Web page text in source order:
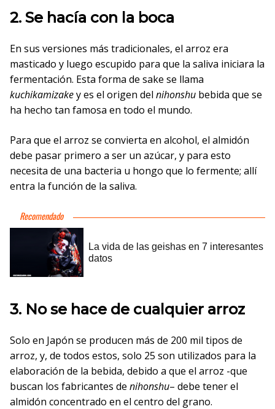
2. Se hacía con la boca
En sus versiones más tradicionales, el arroz era
masticado y luego escupido para que la saliva iniciara la
fermentación. Esta forma de sake se llama
kuchikamizakey es el origen del nihonshu bebida que se
ha hecho tan famosa en todo el mundo.
Para que el arroz se convierta en alcohol, el almidón
debe pasar primero a ser un azúcar, y para esto
necesita de una bacteria u hongo que lo fermente; allí
entra la función de la saliva.
3. No se hace de cualquier arroz
Solo en Japón se producen más de 200 mil tipos de
arroz, y, de todos estos, solo 25 son utilizados para la
elaboración de la bebida, debido a que el arroz -que
buscan los fabricantes de nihonshu– debe tener el
almidón concentrado en el centro del grano.